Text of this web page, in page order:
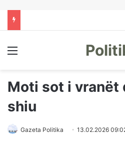
Menu
Moti sot i vranët
shiu
Gazeta Politika 13.02.2026